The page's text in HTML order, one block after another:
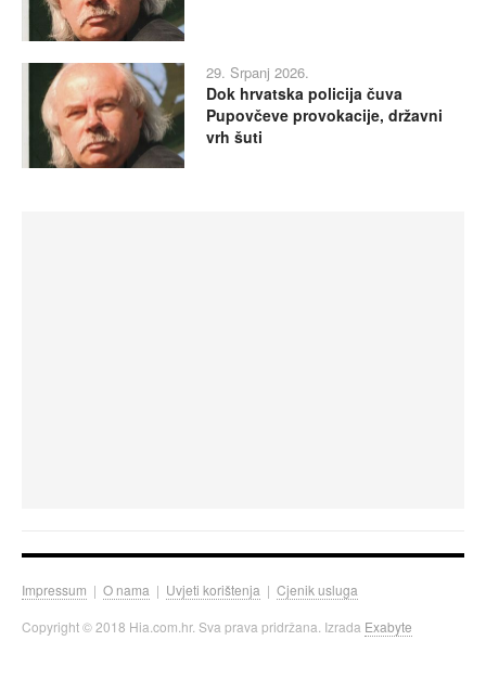
29. Srpanj 2026.
Dok hrvatska policija čuva
Pupovčeve provokacije, državni
vrh šuti
Impressum | O nama | Uvjeti korištenja | Cjenik usluga
Copyright © 2018 Hia.com.hr. Sva prava pridržana. Izrada Exabyte